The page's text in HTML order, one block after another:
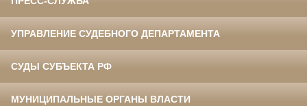
УПРАВЛЕНИЕ СУДЕБНОГО ДЕПАРТАМЕНТА
СУДЫ СУБЪЕКТА РФ
МУНИЦИПАЛЬНЫЕ ОРГАНЫ ВЛАСТИ